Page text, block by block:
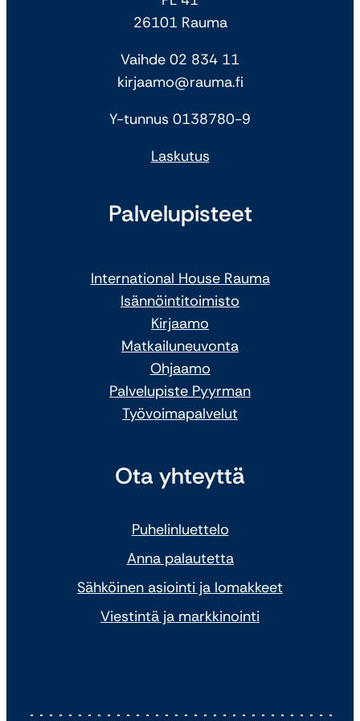
26101 Rauma
Vaihde 02 834 11
kirjaamo@rauma.fi
Y-tunnus 0138780-9
Laskutus
Palvelupisteet
International House Rauma
Isännöintitoimisto
Kirjaamo
Matkailuneuvonta
Ohjaamo
Palvelupiste Pyyrman
Työvoimapalvelut
Ota yhteyttä
Puhelinluettelo
Anna palautetta
Sähköinen asiointi ja lomakkeet
Viestintä ja markkinointi